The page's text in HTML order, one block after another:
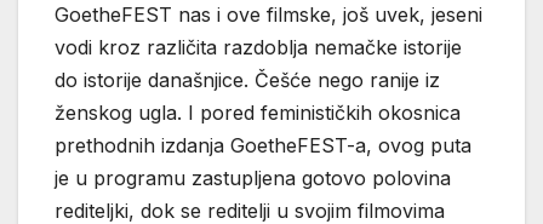
GoetheFEST nas i ove filmske, još uvek, jeseni
vodi kroz različita razdoblja nemačke istorije
do istorije današnjice. Češće nego ranije iz
ženskog ugla. I pored feminističkih okosnica
prethodnih izdanja GoetheFEST-a, ovog puta
je u programu zastupljena gotovo polovina
rediteljki, dok se reditelji u svojim filmovima